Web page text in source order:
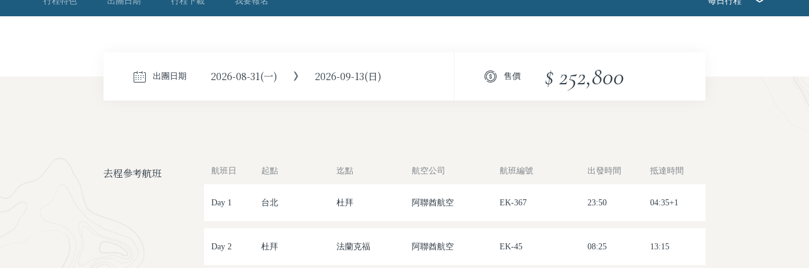
出團日期 2026-08-31(一) 2026-09-13(日) 售價 $ 252,800
去程參考航班 航班日 起點 迄點 航空公司 航班編號 出發時間 抵達時間
Day 1 台北 杜拜 阿聯酋航空 EK-367 23:50 04:35+1
Day 2 杜拜 法蘭克福 阿聯酋航空 EK-45 08:25 13:15